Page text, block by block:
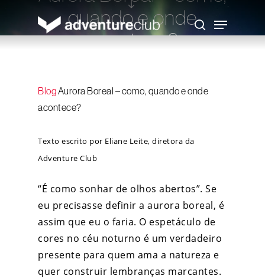
content
search
Menu
quando e onde
acontece?
BlogAurora Boreal – como, quando e onde
acontece?
Texto escrito por Eliane Leite, diretora da
Adventure Club
“É como sonhar de olhos abertos”. Se
eu precisasse definir a aurora boreal, é
assim que eu o faria. O espetáculo de
cores no céu noturno é um verdadeiro
presente para quem ama a natureza e
quer construir lembranças marcantes.